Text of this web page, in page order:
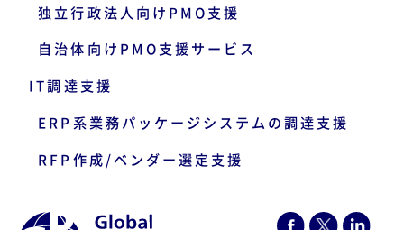
独立行政法人向けPMO支援
自治体向けPMO支援サービス
IT調達支援
ERP系業務パッケージシステムの調達支援
RFP作成/ベンダー選定支援